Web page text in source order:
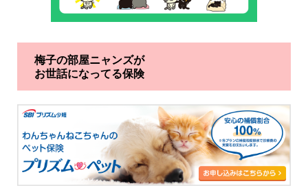
梅子の部屋ニャンズが
お世話になってる保険